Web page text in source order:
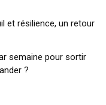
et résilience, un retour
semaine pour sortir
?